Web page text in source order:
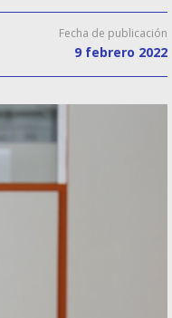
Fecha de publicación
9 febrero 2022